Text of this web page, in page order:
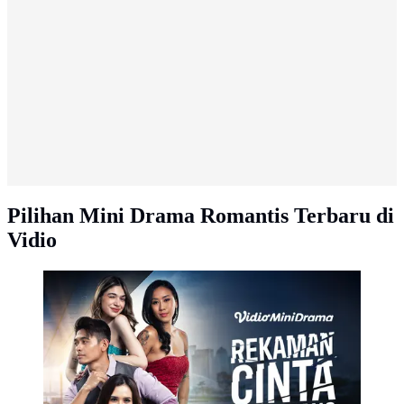
Pilihan Mini Drama Romantis Terbaru di
Vidio
Vidio Mini Drama Rekaman Cinta Terlarang (Dok.
Vidio)